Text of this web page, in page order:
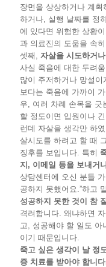
장면을 상상하거나 계
하거나, 실행 날짜를 정
에 있다면 위험한 상황
과 의료진의 도움을 속
셋째, 자살을 시도하거
사실 죽음에 대한 두려
많이 주저하거나 망설
보다는 죽음에 가까이
우, 여러 차례 손목을 긋
할 정도이면 입원이나
런데 자살을 생각만 하
살시도를 하려고 할 때
징후를 보입니다. 특히
지 , 이메일 등을 보내거
상담센터에 오신 분들
공하지 못했어요.”하고
성공하지 못한 것이 참
격려합니다. 왜냐하면
고, 성공해야 할 일도 아
이기 때문입니다.
죽고 싶은 생각이 날 정
증 치료를 받아야 합니